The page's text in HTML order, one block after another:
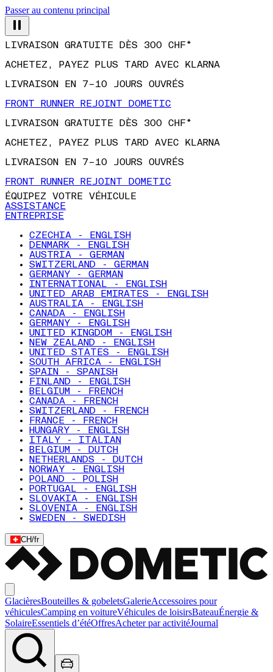
Passer au contenu principal
LIVRAISON GRATUITE DÈS 300 CHF*
ACHETEZ, PAYEZ PLUS TARD AVEC KLARNA
LIVRAISON EN 7–10 JOURS OUVRÉS
FRONT RUNNER REJOINT DOMETIC
LIVRAISON GRATUITE DÈS 300 CHF*
ACHETEZ, PAYEZ PLUS TARD AVEC KLARNA
LIVRAISON EN 7–10 JOURS OUVRÉS
FRONT RUNNER REJOINT DOMETIC
ÉQUIPEZ VOTRE VÉHICULE
ASSISTANCE
ENTREPRISE
CZECHIA - ENGLISH
DENMARK - ENGLISH
AUSTRIA - GERMAN
SWITZERLAND - GERMAN
GERMANY - GERMAN
INTERNATIONAL - ENGLISH
UNITED ARAB EMIRATES - ENGLISH
AUSTRALIA - ENGLISH
CANADA - ENGLISH
GERMANY - ENGLISH
UNITED KINGDOM - ENGLISH
NEW ZEALAND - ENGLISH
UNITED STATES - ENGLISH
SOUTH AFRICA - ENGLISH
SPAIN - SPANISH
FINLAND - ENGLISH
BELGIUM - FRENCH
CANADA - FRENCH
SWITZERLAND - FRENCH
FRANCE - FRENCH
HUNGARY - ENGLISH
ITALY - ITALIAN
BELGIUM - DUTCH
NETHERLANDS - DUTCH
NORWAY - ENGLISH
POLAND - POLISH
PORTUGAL - ENGLISH
SLOVAKIA - ENGLISH
SLOVENIA - ENGLISH
SWEDEN - SWEDISH
CH/fr
GlacièresBouteilles & gobeletsGalerieAccessoires pour
véhiculesCamping en voitureVéhicules de loisirsBateauÉnergie &
SolaireEssentiels d’étéOffresAcheter par activitéJournal